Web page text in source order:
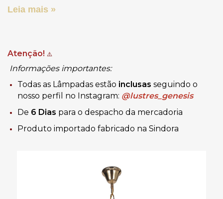
Leia mais »
Atenção! ⚠️
Informações importantes:
Todas as Lâmpadas estão inclusas seguindo o
nosso perfil no Instagram: @lustres_genesis
De 6 Dias para o despacho da mercadoria
Produto importado fabricado na Sindora